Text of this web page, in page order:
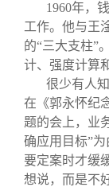
1960年，
工作。他与王
的“三大支柱”
计、强度计算
很少有人
在《郭永怀纪
题的会上，业
确应用目标”
要定案时才缓
想说，而是不